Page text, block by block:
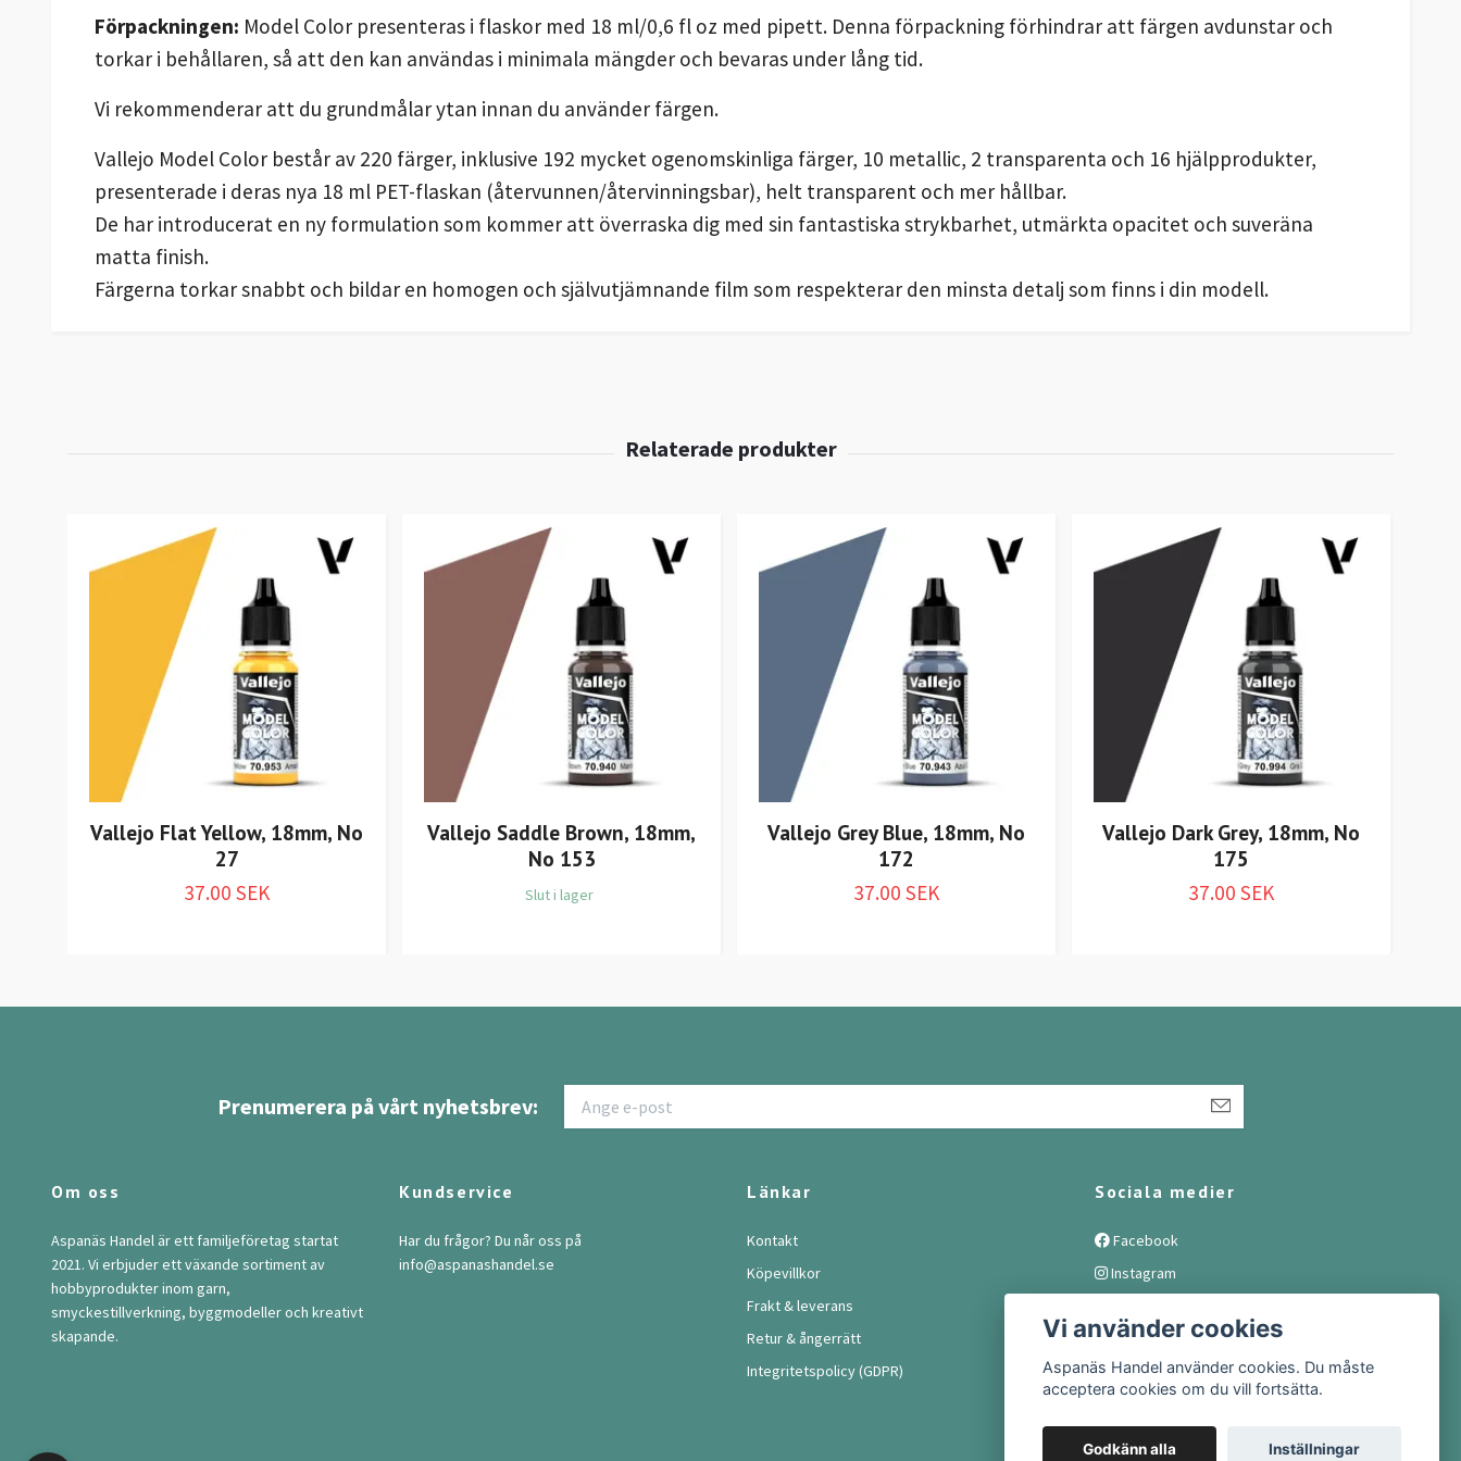
Förpackningen: Model Color presenteras i flaskor med 18 ml/0,6 fl oz med pipett. Denna förpackning förhindrar att färgen avdunstar och
torkar i behållaren, så att den kan användas i minimala mängder och bevaras under lång tid.
Vi rekommenderar att du grundmålar ytan innan du använder färgen.
Vallejo Model Color består av 220 färger, inklusive 192 mycket ogenomskinliga färger, 10 metallic, 2 transparenta och 16 hjälpprodukter,
presenterade i deras nya 18 ml PET-flaskan (återvunnen/återvinningsbar), helt transparent och mer hållbar.
De har introducerat en ny formulation som kommer att överraska dig med sin fantastiska strykbarhet, utmärkta opacitet och suveräna
matta finish.
Färgerna torkar snabbt och bildar en homogen och självutjämnande film som respekterar den minsta detalj som finns i din modell.
Vallejo Flat Yellow, 18mm, No
27
37.00 SEK
Vallejo Saddle Brown, 18mm,
No 153
Slut i lager
Vallejo Grey Blue, 18mm, No
172
37.00 SEK
Vallejo Dark Grey, 18mm, No
175
37.00 SEK
Prenumerera på vårt nyhetsbrev:
Om oss
Aspanäs Handel är ett familjeföretag startat
2021. Vi erbjuder ett växande sortiment av
hobbyprodukter inom garn,
smyckestillverkning, byggmodeller och kreativt
skapande.
Kundservice
Har du frågor? Du når oss på
info@aspanashandel.se
Länkar
Kontakt
Köpevillkor
Frakt & leverans
Retur & ångerrätt
Integritetspolicy (GDPR)
Sociala medier
Facebook
Instagram
Vi använder cookies
Aspanäs Handel använder cookies. Du måste
acceptera cookies om du vill fortsätta.
Godkänn alla Inställningar